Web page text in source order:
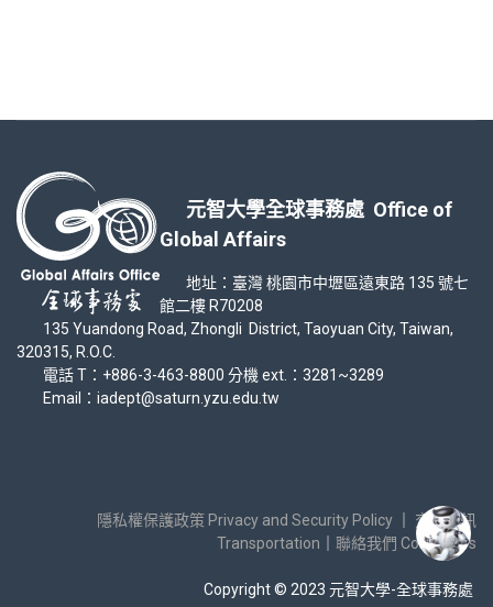
元智大學全球事務處 Office of
Global Affairs
地址：臺灣 桃園市中壢區遠東路 135 號七
館二樓 R70208
135 Yuandong Road, Zhongli District, Taoyuan City, Taiwan,
320315, R.O.C.
電話 T：+886-3-463-8800 分機 ext.：3281~3289
Email：iadept@saturn.yzu.edu.tw
隱私權保護政策 Privacy and Security Policy
交通資訊
Transportation
聯絡我們 Contact Us
Copyright © 2023 元智大學-全球事務處